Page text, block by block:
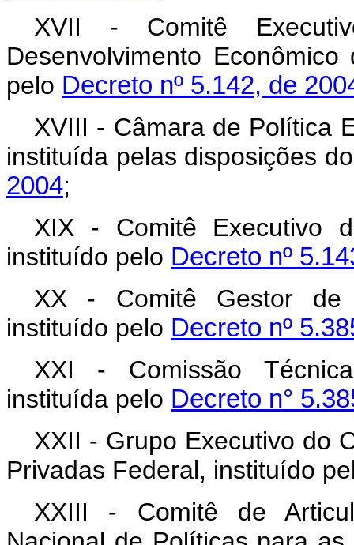
XVII - Comitê
Desenvolvimento
pelo Decreto nº 5.142, de
XVIII - Câmara de Política
instituída pelas disposições
2004;
XIX - Comitê Executivo
instituído pelo Decreto nº
XX - Comitê Gestor de
instituído pelo Decreto nº
XXI - Comissão
instituída pelo Decreto n°
XXII - Grupo Executivo do
Privadas Federal, instituído
XXIII - Comitê de